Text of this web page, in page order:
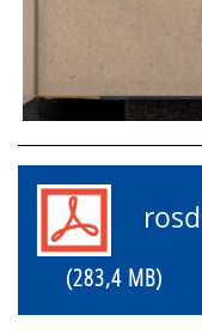
(283,4 MB)